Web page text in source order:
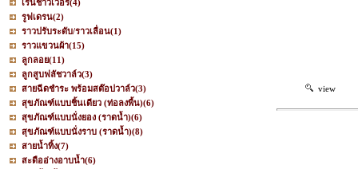
เรนชาวเวอร์(4)
รูฟเดรน(2)
ราวปรับระดับ/ราวเลื่อน(1)
ราวแขวนผ้า(15)
ลูกลอย(11)
ลูกสูบฟลัชวาล์ว(3)
สายฉีดชำระ พร้อมสต๊อปวาล์ว(3)
สุขภัณฑ์แบบชิ้นเดียว (ท่อลงพื้น)(6)
สุขภัณฑ์แบบนั่งยอง (ราดน้ำ)(6)
สุขภัณฑ์แบบนั่งราบ (ราดน้ำ)(8)
สายน้ำทิ้ง(7)
สะดืออ่างอาบน้ำ(6)
view